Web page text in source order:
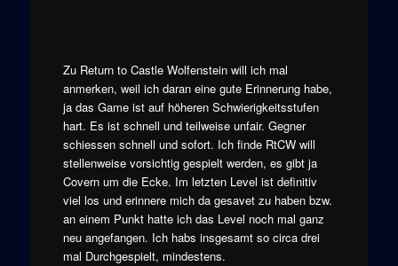
Zu Return to Castle Wolfenstein will ich mal
anmerken, weil ich daran eine gute Erinnerung habe,
ja das Game ist auf höheren Schwierigkeitsstufen
hart. Es ist schnell und teilweise unfair. Gegner
schiessen schnell und sofort. Ich finde RtCW will
stellenweise vorsichtig gespielt werden, es gibt ja
Covern um die Ecke. Im letzten Level ist definitiv
viel los und erinnere mich da gesavet zu haben bzw.
an einem Punkt hatte ich das Level noch mal ganz
neu angefangen. Ich habs insgesamt so circa drei
mal Durchgespielt, mindestens.